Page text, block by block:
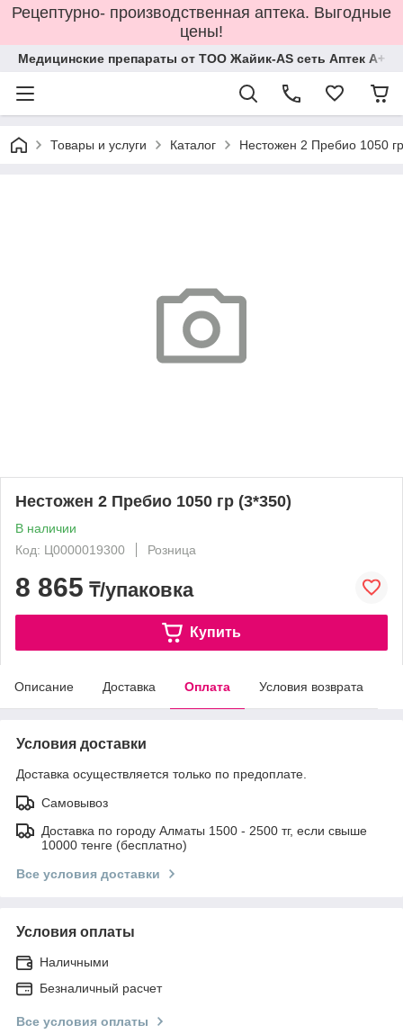
Рецептурно- производственная аптека. Выгодные
цены!
Медицинские препараты от ТОО Жайик-AS сеть Аптек А+
Товары и услуги Каталог Нестожен 2 Пребио 1050
Нестожен 2 Пребио 1050 гр (3*350)
В наличии
Код: Ц0000019300
Розница
8 865 ₸/упаковка
Купить
Описание Доставка Оплата Условия возврата
Условия доставки
Доставка осуществляется только по предоплате.
Самовывоз
Доставка по городу Алматы 1500 - 2500 тг, если свыше
10000 тенге (бесплатно)
Все условия доставки
Условия оплаты
Наличными
Безналичный расчет
Все условия оплаты